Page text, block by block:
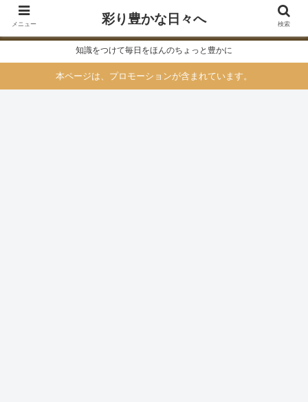
知識をつけて毎日をほんのちょっと豊かに
本ページは、プロモーションが含まれています。
メニュー 彩り豊かな日々へ 検索